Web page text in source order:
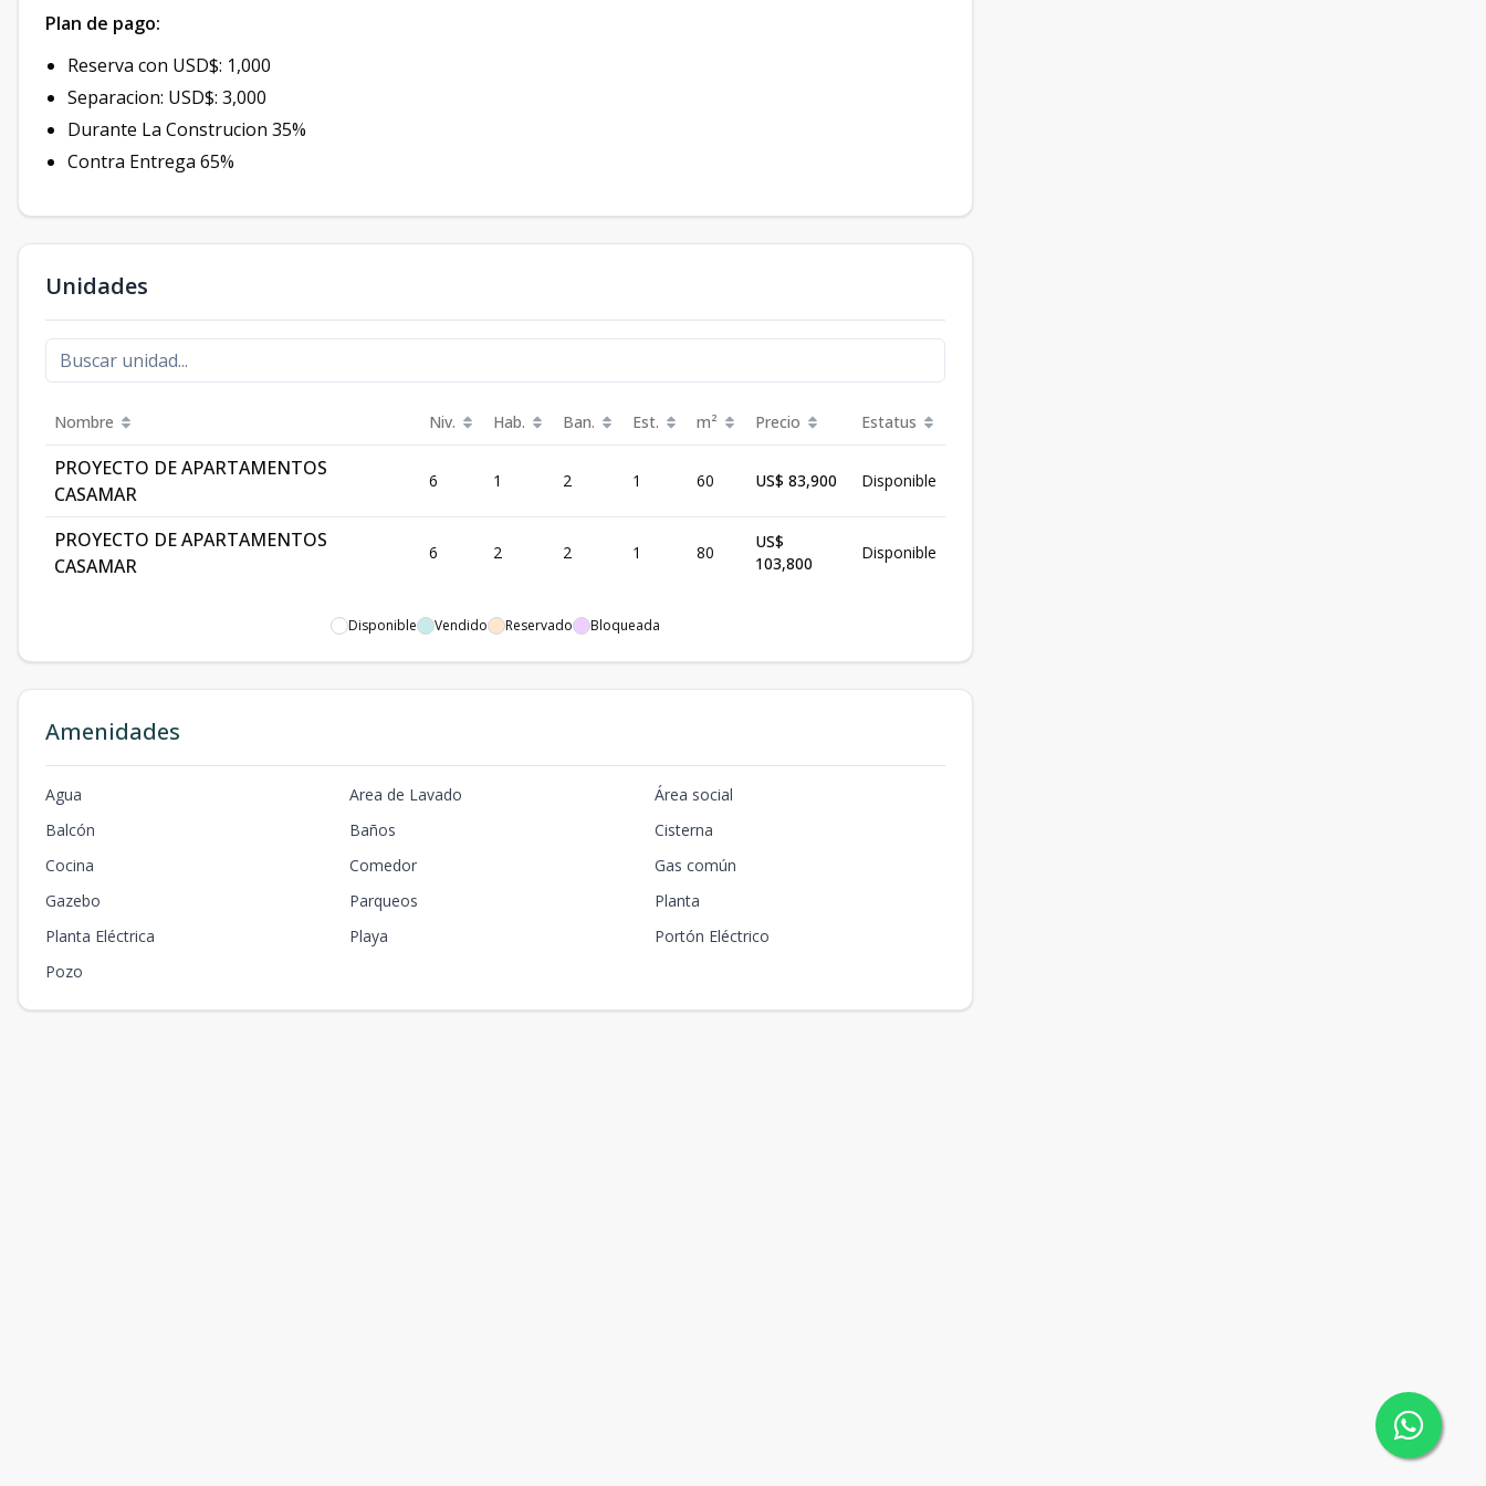
Plan de pago:
Reserva con USD$: 1,000
Separacion: USD$: 3,000
Durante La Construcion 35%
Contra Entrega 65%
Unidades
Nombre Niv. Hab. Ban. Est. m² Precio Estatus
PROYECTO DE APARTAMENTOS
CASAMAR
6 1 2 1 60 US$ 83,900 Disponible
PROYECTO DE APARTAMENTOS
CASAMAR
6 2 2 1 80
US$
103,800
Disponible
Disponible Vendido Reservado Bloqueada
Amenidades
Agua Area de Lavado
Área social
Balcón
Baños
Cisterna
Cocina
Comedor
Gas común
Gazebo
Parqueos
Planta
Planta Eléctrica
Playa
Portón Eléctrico
Pozo